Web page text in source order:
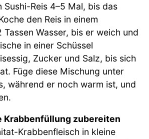
Sushi-Reis 4–5 Mal, bis das
den Reis in einem
Tassen Wasser, bis er weich und
in einer Schüssel
Zucker und Salz, bis sich
Füge diese Mischung unter
während er noch warm ist, und
Krabbenfüllung zubereiten
Krabbenfleisch in kleine